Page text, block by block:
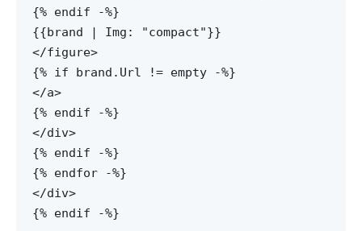
{% endif -%}
{{brand | Img: "compact"}}
</figure>
{% if brand.Url != empty -%}
</a>
{% endif -%}
</div>
{% endif -%}
{% endfor -%}
</div>
{% endif -%}